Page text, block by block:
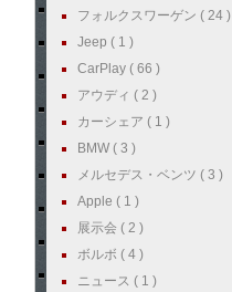
フォルクスワーゲン ( 24 )
Jeep ( 1 )
CarPlay ( 66 )
アウディ ( 2 )
カーシェア ( 1 )
BMW ( 3 )
メルセデス・ベンツ ( 3 )
Apple ( 1 )
展示会 ( 2 )
ボルボ ( 4 )
ニュース ( 1 )